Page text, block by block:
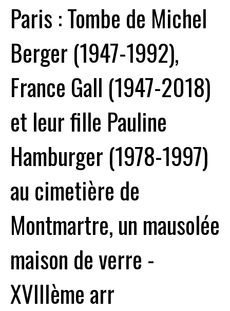
Paris : Tombe de Michel
Berger (1947-1992),
France Gall (1947-2018)
et leur fille Pauline
Hamburger (1978-1997)
au cimetière de
Montmartre, un mausolée
maison de verre -
XVIIIème arr